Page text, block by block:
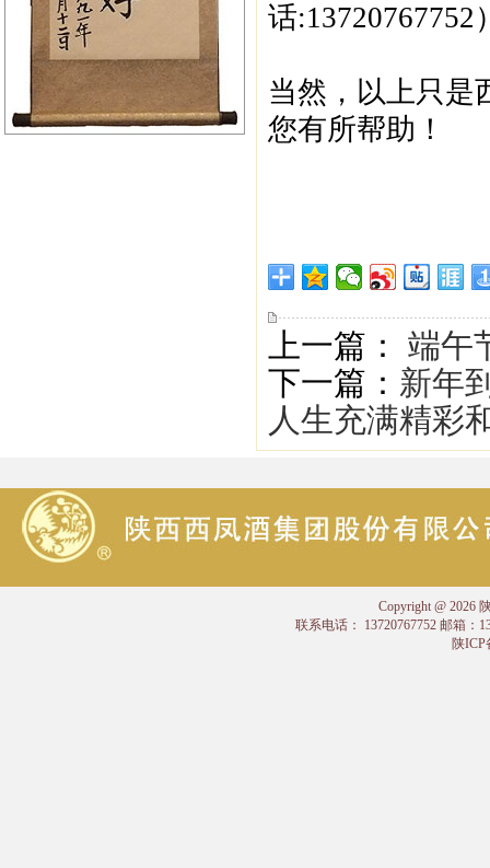
话:13720767752
当然，以上只是
您有所帮助！
上一篇：
端午
下一篇： 新年
人生充满精彩
Copyright @ 2026
联系电话： 13720767752 邮箱：
陕ICP